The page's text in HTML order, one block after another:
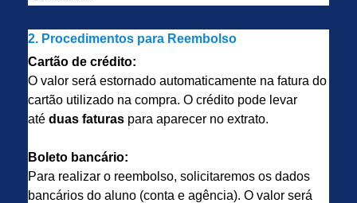
2. Procedimentos para Reembolso
Cartão de crédito:
O valor será estornado automaticamente na fatura do
cartão utilizado na compra. O crédito pode levar
até duas faturas para aparecer no extrato.
Boleto bancário:
Para realizar o reembolso, solicitaremos os dados
bancários do aluno (conta e agência). O valor será